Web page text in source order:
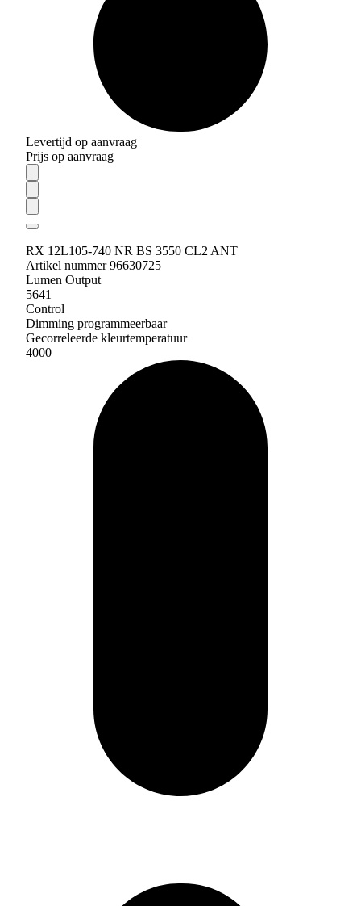
Levertijd op aanvraag
Prijs op aanvraag
RX 12L105-740 NR BS 3550 CL2 ANT
Artikel nummer 96630725
Lumen Output
5641
Control
Dimming programmeerbaar
Gecorreleerde kleurtemperatuur
4000